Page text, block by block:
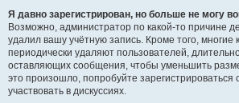
Я давно зарегистрирован, но больше не могу
Возможно, администратор по какой-то причине
удалил вашу учётную запись. Кроме того, многие
периодически удаляют пользователей,
оставляющих сообщения, чтобы уменьшить
это произошло, попробуйте зарегистрироваться
участвовать в дискуссиях.